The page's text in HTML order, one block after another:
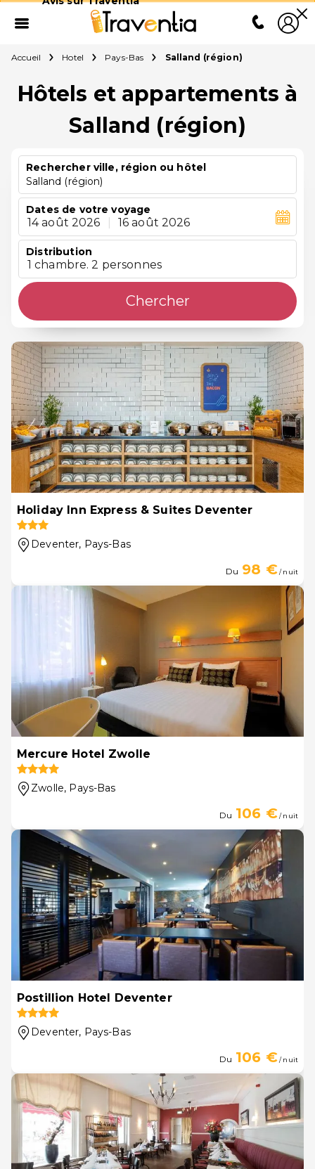
Accueil Hotel Pays-Bas Salland (région)
Hôtels et appartements à
Salland (région)
Rechercher ville, région ou hôtel
Salland (région)
Dates de votre voyage
14 août 2026 16 août 2026
Distribution
1 chambre. 2 personnes
Chercher
Holiday Inn Express & Suites Deventer
Deventer, Pays-Bas
Du 98 €/ nuit
Mercure Hotel Zwolle
Zwolle, Pays-Bas
Du 106 €/ nuit
Postillion Hotel Deventer
Deventer, Pays-Bas
Du 106 €/ nuit